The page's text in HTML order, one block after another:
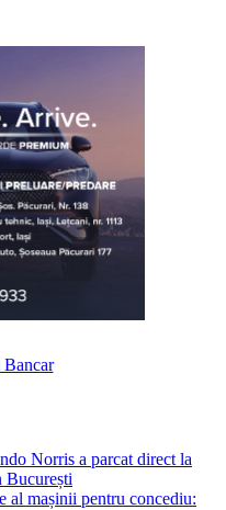
Norris a parcat direct la
București
al mașinii pentru concediu: